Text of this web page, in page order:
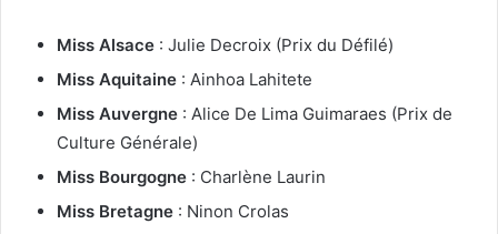
Miss Alsace : Julie Decroix (Prix du Défilé)
Miss Aquitaine : Ainhoa Lahitete
Miss Auvergne : Alice De Lima Guimaraes (Prix de
Culture Générale)
Miss Bourgogne : Charlène Laurin
Miss Bretagne : Ninon Crolas